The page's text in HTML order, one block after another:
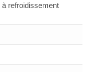
à refroidissement